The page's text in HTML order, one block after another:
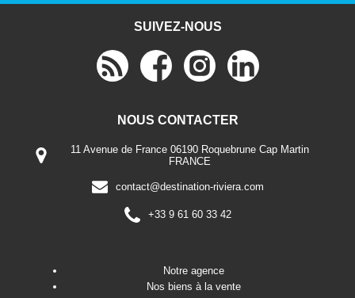
SUIVEZ-NOUS
NOUS CONTACTER
11 Avenue de France 06190 Roquebrune Cap Martin
FRANCE
contact@destination-riviera.com
+33 9 61 60 33 42
Notre agence
Nos biens à la vente